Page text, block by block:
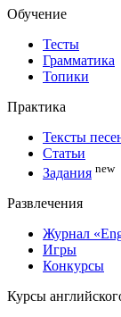
Обучение
Тесты
Грамматика
Топики
Практика
Тексты
Статьи
Задания new
Развлечения
Журнал
Игры
Конкурсы
Курсы